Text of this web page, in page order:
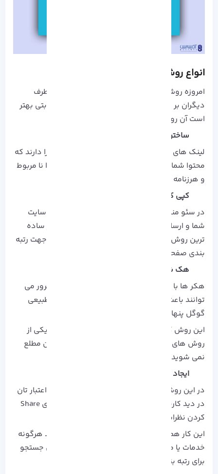
انواع روش های سئو منفی
امروزه روش های زیادی برای اعمال سئو منفی از طرف
دیگران بر سایت ما وجود دارد، که در این فضا رقابتی بهتر
است آن روش ها را بدانیم.
ساختن بک لینک های غیر طبیعی
لینک های غیر طبیعی با کیفیت پایین قابلیت این را دارند که
محتوا شما را از طرف موتور های جستجو یک محتوا نا مربوط
و هرزنامه جلوه دهند.
کپی کردن مطالب وب سایت
در سئو منفی افراد دیگر با کپی کردن مطالب وب سایت
شما و ارسال آن در چندین وب سایت دیگر یکی از ساده
ترین روش ها برای گیج کردن موتور های جستجو جهت رتبه
بندی صفحات شماست.
هک شدن
هکر ها با استفاده از تغییر فایل robots.txt در سرور می
توانند باعث شوند تا صفحات شما از دید جستجو طبیعی
گوگل پنهان بماند.
این روش که De-Indexing هم نامیده می شوند یکی از
روش های سئو منفی است، و اکثر مواقع شما از آن مطلع
نمی شوید.
ایجاد نظرات منفی
در این روش ممکن است، رقبا شما برای کاستن از اعتبار تان
در دید کاربران دست به ساختن پروفایل جعلی برای Share
کردن نظرات منفی و مخرب بزنند.
این کار هم از دید اعتماد کاربران به مطالب و خرید هرگونه
خدمات یا محصولات شما و هم از لحاظ موتور های جستجو
برای رتبه بندی صفحات بسیار مضر می باشد.